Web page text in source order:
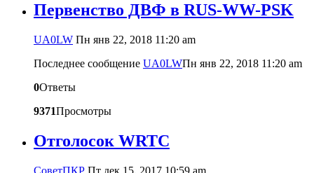
Первенство ДВФ в RUS-WW-PSK
UA0LW Пн янв 22, 2018 11:20 am
Последнее сообщение UA0LWПн янв 22, 2018 11:20 am
0Ответы
9371Просмотры
Отголосок WRTC